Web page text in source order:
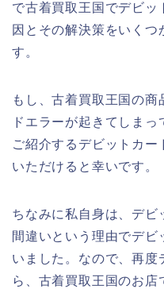
で古着買取王国でデビッ
因とその解決策をいくつ
す。
もし、古着買取王国の
ドエラーが起きてしま
ご紹介するデビットカー
いただけると幸いです。
ちなみに私自身は、デビ
間違いという理由でデビ
いました。なので、再度
ら、古着買取王国のお店